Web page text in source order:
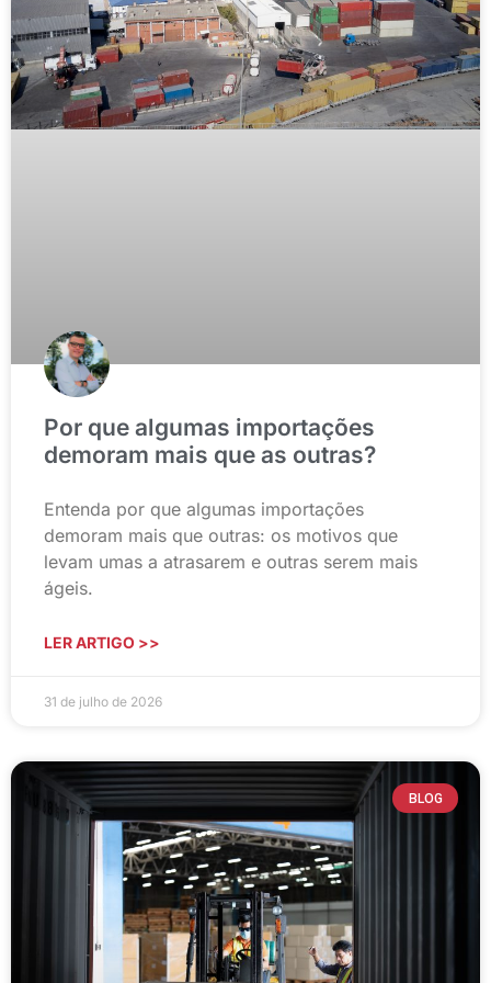
Por que algumas importações
demoram mais que as outras?
Entenda por que algumas importações
demoram mais que outras: os motivos que
levam umas a atrasarem e outras serem mais
ágeis.
LER ARTIGO >>
31 de julho de 2026
BLOG